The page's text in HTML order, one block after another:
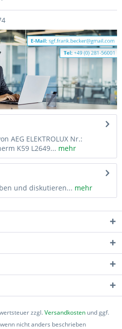
AEG ELEKTROLUX Nr.:
K59 L2649... mehr
und diskutieren... mehr
zzgl.Versandkosten und ggf.
nicht anders beschrieben